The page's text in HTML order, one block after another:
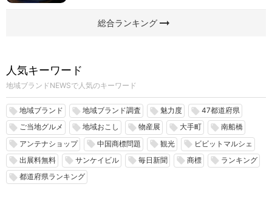
総合ランキングarrow_right_alt
人気キーワード
地域ブランドNEWSで人気のキーワード
local_offer 地域ブランド local_offer 地域ブランド調査 local_offer 魅力度 local_offer 47都道府県
local_offer ご当地グルメ local_offer 地域おこし local_offer 物産展 local_offer 大手町 local_offer 南船橋
local_offer アンテナショップ local_offer 中国商標問題 local_offer 観光 local_offer ビビットマルシェ
local_offer 出展料無料 local_offer サンケイビル local_offer 毎日新聞 local_offer 商標 local_offer ランキング
local_offer 都道府県ランキング